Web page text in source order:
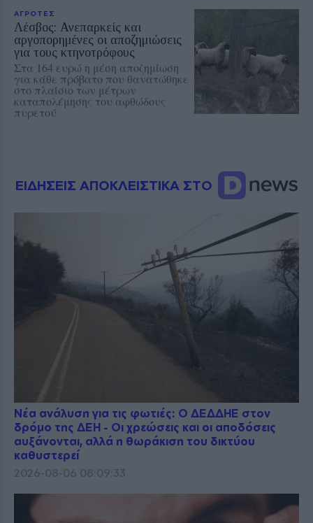
ΑΓΡΟΤΕΣ
Λέσβος: Ανεπαρκείς και
αργοπορημένες οι αποζημιώσεις
για τους κτηνοτρόφους
Στα 164 ευρώ η μέση αποζημίωση
για κάθε πρόβατο που θανατώθηκε
στο πλαίσιο των μέτρων
καταπολέμησης του αφθώδους
πυρετού
ΕΙΔΗΣΕΙΣ ΑΠΟΚΛΕΙΣΤΙΚΑ ΣΤΟ
Νέα ανάλυση για τις φωτιές: Ο ΔΕΔΔΗΕ στον
δρόμο της ΔΕΗ - Οι χρεώσεις και οι αποδόσεις
αυξάνονται, αλλά η θωράκιση του δικτύου
καθυστερεί
2026-08-06 08:09:33